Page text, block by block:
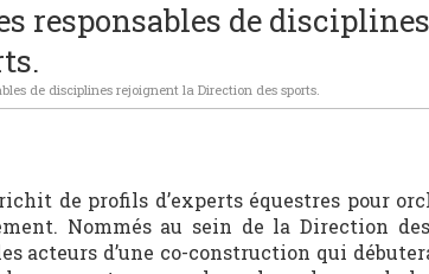
responsables de disciplines
de disciplines rejoignent la Direction des sports.
de profils d’experts équestres pour
Nommés au sein de la Direction
acteurs d’une co-construction qui